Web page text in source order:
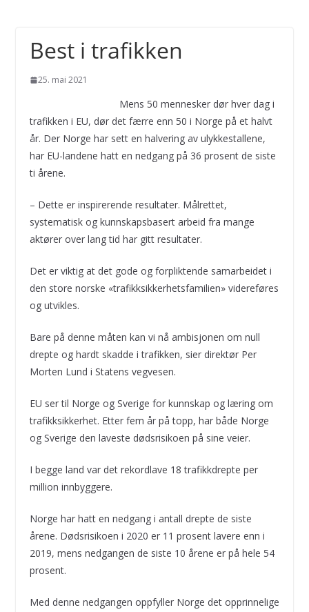
Best i trafikken
25. mai 2021
Mens 50 mennesker dør hver dag i
trafikken i EU, dør det færre enn 50 i Norge på et halvt
år. Der Norge har sett en halvering av ulykkestallene,
har EU-landene hatt en nedgang på 36 prosent de siste
ti årene.
– Dette er inspirerende resultater. Målrettet,
systematisk og kunnskapsbasert arbeid fra mange
aktører over lang tid har gitt resultater.
Det er viktig at det gode og forpliktende samarbeidet i
den store norske «trafikksikkerhetsfamilien» videreføres
og utvikles.
Bare på denne måten kan vi nå ambisjonen om null
drepte og hardt skadde i trafikken, sier direktør Per
Morten Lund i Statens vegvesen.
EU ser til Norge og Sverige for kunnskap og læring om
trafikksikkerhet. Etter fem år på topp, har både Norge
og Sverige den laveste dødsrisikoen på sine veier.
I begge land var det rekordlave 18 trafikkdrepte per
million innbyggere.
Norge har hatt en nedgang i antall drepte de siste
årene. Dødsrisikoen i 2020 er 11 prosent lavere enn i
2019, mens nedgangen de siste 10 årene er på hele 54
prosent.
Med denne nedgangen oppfyller Norge det opprinnelige